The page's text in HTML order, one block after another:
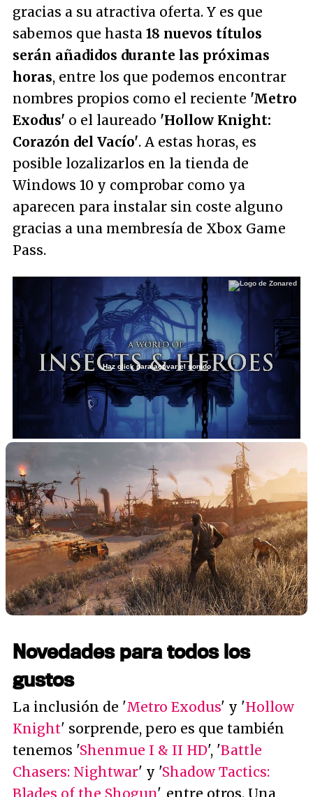
gracias a su atractiva oferta. Y es que
sabemos que hasta 18 nuevos títulos
serán añadidos durante las próximas
horas, entre los que podemos encontrar
nombres propios como el reciente 'Metro
Exodus' o el laureado 'Hollow Knight:
Corazón del Vacío'. A estas horas, es
posible lozalizarlos en la tienda de
Windows 10 y comprobar como ya
aparecen para instalar sin coste alguno
gracias a una membresía de Xbox Game
Pass.
Unmute
Loaded:
45.65%
Haz click para activar el sonido
Novedades para todos los
gustos
La inclusión de 'Metro Exodus' y 'Hollow
Knight' sorprende, pero es que también
tenemos 'Shenmue I & II HD', 'Battle
Chasers: Nightwar' y 'Shadow Tactics:
Blades of the Shogun', entre otros. Una